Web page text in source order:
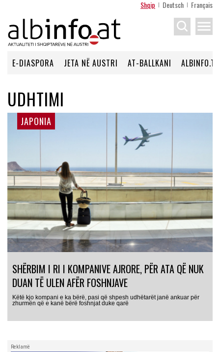
Shqip Deutsch Français
menu
E-DIASPORA JETA NË AUSTRI AT-BALLKANI ALBINFO.TV
UDHTIMI
JAPONIA
SHËRBIM I RI I KOMPANIVE AJRORE, PËR ATA QË NUK
DUAN TË ULEN AFËR FOSHNJAVE
Këtë kjo kompani e ka bërë, pasi që shpesh udhëtarët janë ankuar për
zhurmën që e kanë bërë foshnjat duke qarë
Reklamë